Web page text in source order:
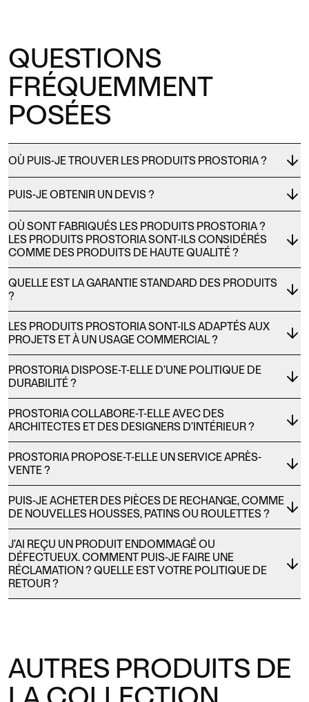
QUESTIONS
FRÉQUEMMENT
POSÉES
OÙ PUIS-JE TROUVER LES PRODUITS PROSTORIA ?
PUIS-JE OBTENIR UN DEVIS ?
OÙ SONT FABRIQUÉS LES PRODUITS PROSTORIA ?
LES PRODUITS PROSTORIA SONT-ILS CONSIDÉRÉS
COMME DES PRODUITS DE HAUTE QUALITÉ ?
QUELLE EST LA GARANTIE STANDARD DES PRODUITS
?
LES PRODUITS PROSTORIA SONT-ILS ADAPTÉS AUX
PROJETS ET À UN USAGE COMMERCIAL ?
PROSTORIA DISPOSE-T-ELLE D’UNE POLITIQUE DE
DURABILITÉ ?
PROSTORIA COLLABORE-T-ELLE AVEC DES
ARCHITECTES ET DES DESIGNERS D’INTÉRIEUR ?
PROSTORIA PROPOSE-T-ELLE UN SERVICE APRÈS-
VENTE ?
PUIS-JE ACHETER DES PIÈCES DE RECHANGE, COMME
DE NOUVELLES HOUSSES, PATINS OU ROULETTES ?
J’AI REÇU UN PRODUIT ENDOMMAGÉ OU
DÉFECTUEUX. COMMENT PUIS-JE FAIRE UNE
RÉCLAMATION ? QUELLE EST VOTRE POLITIQUE DE
RETOUR ?
AUTRES PRODUITS DE